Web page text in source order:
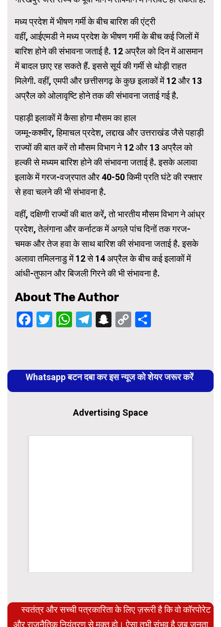
मध्य प्रदेश में भीषण गर्मी के बीच बारिश की एंट्री
वहीं, आईएमडी ने मध्य प्रदेश के भीषण गर्मी के बीच कई जिलों में
बारिश होने की संभावना जताई है. 12 अप्रैल को दिन में आसमान
में बादल छाए रह सकते हैं. इससे सूर्य की गर्मी से थोड़ी राहत
मिलेगी. वहीं, एमपी और छत्तीसगढ़ के कुछ इलाकों में 12 और 13
अप्रैल को ओलावृष्टि होने तक की संभावना जताई गई है.
पहाड़ी इलाकों में कैसा होगा मौसम का हाल
जम्मू-कश्मीर, हिमाचल प्रदेश, लद्दाख और उत्तराखंड जैसे पहाड़ी
राज्यों की बात करें तो मौसम विभाग ने 12 और 13 अप्रैल को
हल्की से मध्यम बारिश होने की संभावना जताई है. इसके अलावा
इलाके में गरज-वज्रपात और 40-50 किमी प्रति घंटे की रफ्तार
से हवा चलने की भी संभावना है.
वहीं, दक्षिणी राज्यों की बात करें, तो भारतीय मौसम विभाग ने आंध्र
प्रदेश, तेलंगाना और कर्नाटक में अगले पांच दिनों तक गरज-
चमक और तेज हवा के साथ बारिश की संभावना जताई है. इसके
अलावा तमिलनाडु में 12 से 14 अप्रैल के बीच कई इलाकों में
आंधी-तुफान और बिजली गिरने की भी संभावना है.
About The Author
Facebook
Twitter
WhatsApp
Telegram
Snapchat
Copy
Reading
Whatsapp बटन दबा कर इस न्यूज को शेयर जरूर करें
Advertising Space
स्वतंत्र और सच्ची पत्रकारिता के लिए ज़रूरी है कि वो कॉरपोरेट
और राजनैतिक नियंत्रण से मुक्त हो। ऐसा तभी संभव है जब जनता